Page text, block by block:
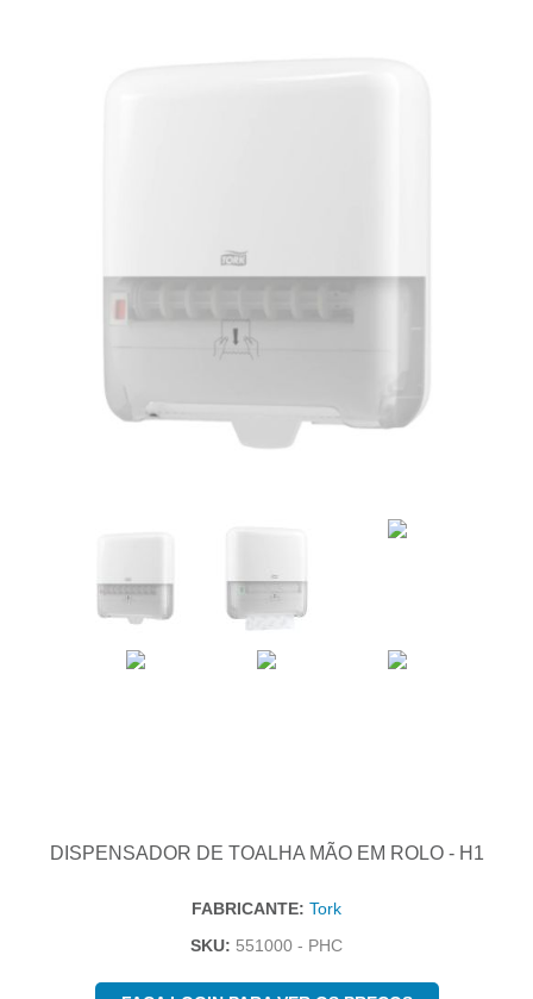
DISPENSADOR DE TOALHA MÃO EM ROLO - H1
FABRICANTE: Tork
SKU: 551000 - PHC